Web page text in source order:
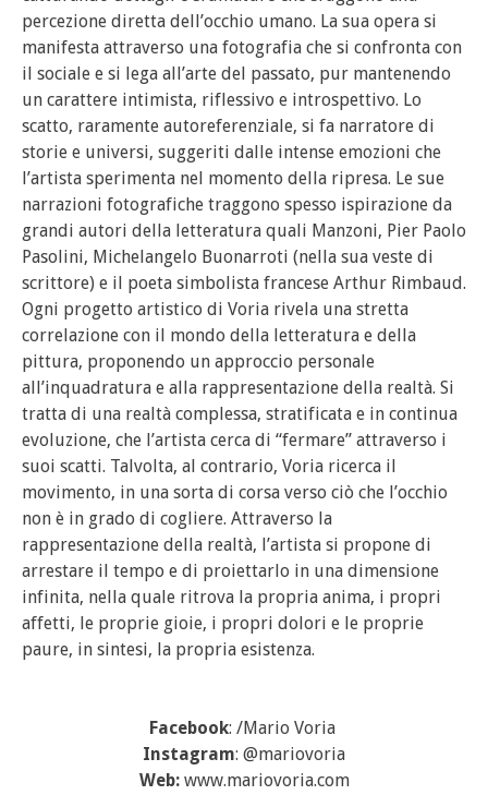
percezione diretta dell’occhio umano. La sua opera si
manifesta attraverso una fotografia che si confronta con
il sociale e si lega all’arte del passato, pur mantenendo
un carattere intimista, riflessivo e introspettivo. Lo
scatto, raramente autoreferenziale, si fa narratore di
storie e universi, suggeriti dalle intense emozioni che
l’artista sperimenta nel momento della ripresa. Le sue
narrazioni fotografiche traggono spesso ispirazione da
grandi autori della letteratura quali Manzoni, Pier Paolo
Pasolini, Michelangelo Buonarroti (nella sua veste di
scrittore) e il poeta simbolista francese Arthur Rimbaud.
Ogni progetto artistico di Voria rivela una stretta
correlazione con il mondo della letteratura e della
pittura, proponendo un approccio personale
all’inquadratura e alla rappresentazione della realtà. Si
tratta di una realtà complessa, stratificata e in continua
evoluzione, che l’artista cerca di “fermare” attraverso i
suoi scatti. Talvolta, al contrario, Voria ricerca il
movimento, in una sorta di corsa verso ciò che l’occhio
non è in grado di cogliere. Attraverso la
rappresentazione della realtà, l’artista si propone di
arrestare il tempo e di proiettarlo in una dimensione
infinita, nella quale ritrova la propria anima, i propri
affetti, le proprie gioie, i propri dolori e le proprie
paure, in sintesi, la propria esistenza.
Facebook: /Mario Voria
Instagram: @mariovoria
Web:www.mariovoria.com